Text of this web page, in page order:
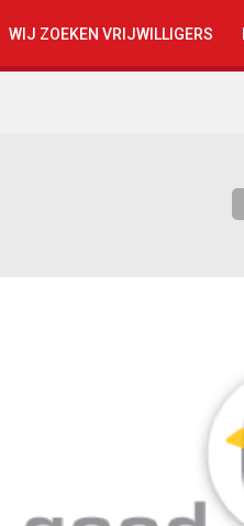
WIJ ZOEKEN VRIJWILLIGERS